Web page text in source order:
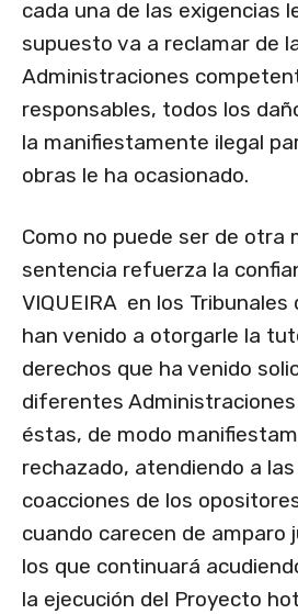
cada una de las exigencias
supuesto va a reclamar de
Administraciones
responsables, todos los
la manifiestamente ilegal
obras le ha ocasionado.
Como no puede ser de otra
sentencia refuerza la
VIQUEIRA en los
han venido a otorgarle la
derechos que ha venido
diferentes Administraciones
éstas, de modo
rechazado, atendiendo a
coacciones de los
cuando carecen de amparo
los que continuará
la ejecución del Proyecto